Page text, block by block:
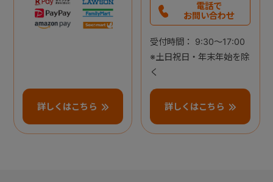
詳しくはこちら
電話で
お問い合わせ
受付時間： 9:30～17:00
※土日祝日・年末年始を除
く
詳しくはこちら